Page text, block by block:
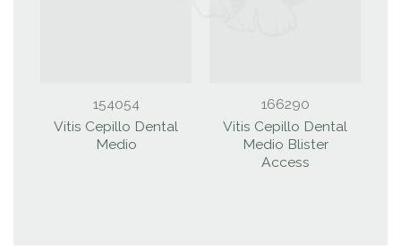
154054
Vitis Cepillo Dental
Medio
166290
Vitis Cepillo Dental
Medio Blister
Access